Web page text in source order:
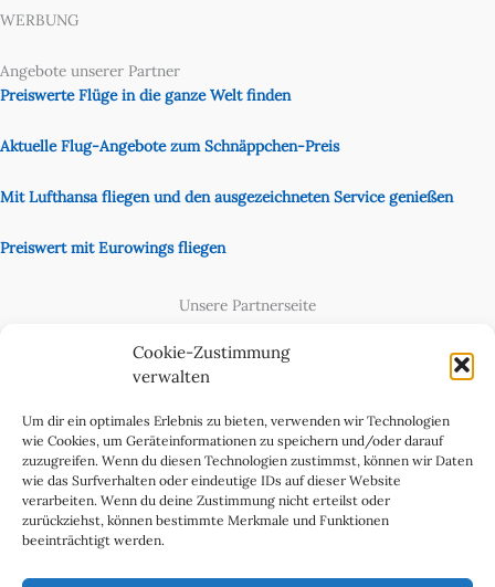
Cookie-Zustimmung
verwalten
Um dir ein optimales Erlebnis zu bieten, verwenden wir Technologien
wie Cookies, um Geräteinformationen zu speichern und/oder darauf
zuzugreifen. Wenn du diesen Technologien zustimmst, können wir Daten
wie das Surfverhalten oder eindeutige IDs auf dieser Website
verarbeiten. Wenn du deine Zustimmung nicht erteilst oder
zurückziehst, können bestimmte Merkmale und Funktionen
beeinträchtigt werden.
WERBUNG
Angebote unserer Partner
Preiswerte Flüge in die ganze Welt finden
Aktuelle Flug-Angebote zum Schnäppchen-Preis
Mit Lufthansa fliegen und den ausgezeichneten Service genießen
Preiswert mit Eurowings fliegen
Unsere Partnerseite
Cookie-Richtlinie (EU)